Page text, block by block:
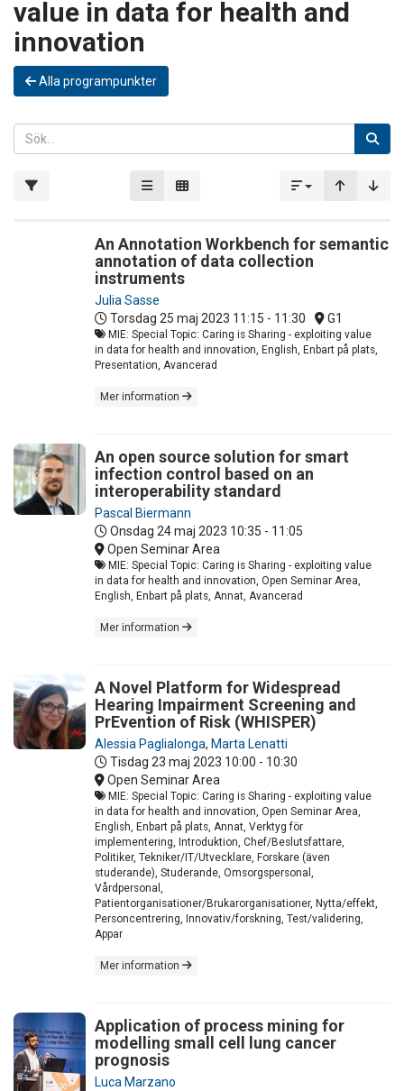
value in data for health and
innovation
Alla programpunkter
An Annotation Workbench for semantic
annotation of data collection
instruments
Julia Sasse
Torsdag 25 maj 2023 11:15 - 11:30 G1
MIE: Special Topic: Caring is Sharing - exploiting value
in data for health and innovation, English, Enbart på plats,
Presentation, Avancerad
Mer information
An open source solution for smart
infection control based on an
interoperability standard
Pascal Biermann
Onsdag 24 maj 2023 10:35 - 11:05
Open Seminar Area
MIE: Special Topic: Caring is Sharing - exploiting value
in data for health and innovation, Open Seminar Area,
English, Enbart på plats, Annat, Avancerad
Mer information
A Novel Platform for Widespread
Hearing Impairment Screening and
PrEvention of Risk (WHISPER)
Alessia Paglialonga, Marta Lenatti
Tisdag 23 maj 2023 10:00 - 10:30
Open Seminar Area
MIE: Special Topic: Caring is Sharing - exploiting value
in data for health and innovation, Open Seminar Area,
English, Enbart på plats, Annat, Verktyg för
implementering, Introduktion, Chef/Beslutsfattare,
Politiker, Tekniker/IT/Utvecklare, Forskare (även
studerande), Studerande, Omsorgspersonal,
Vårdpersonal,
Patientorganisationer/Brukarorganisationer, Nytta/effekt,
Personcentrering, Innovativ/forskning, Test/validering,
Appar
Mer information
Application of process mining for
modelling small cell lung cancer
prognosis
Luca Marzano